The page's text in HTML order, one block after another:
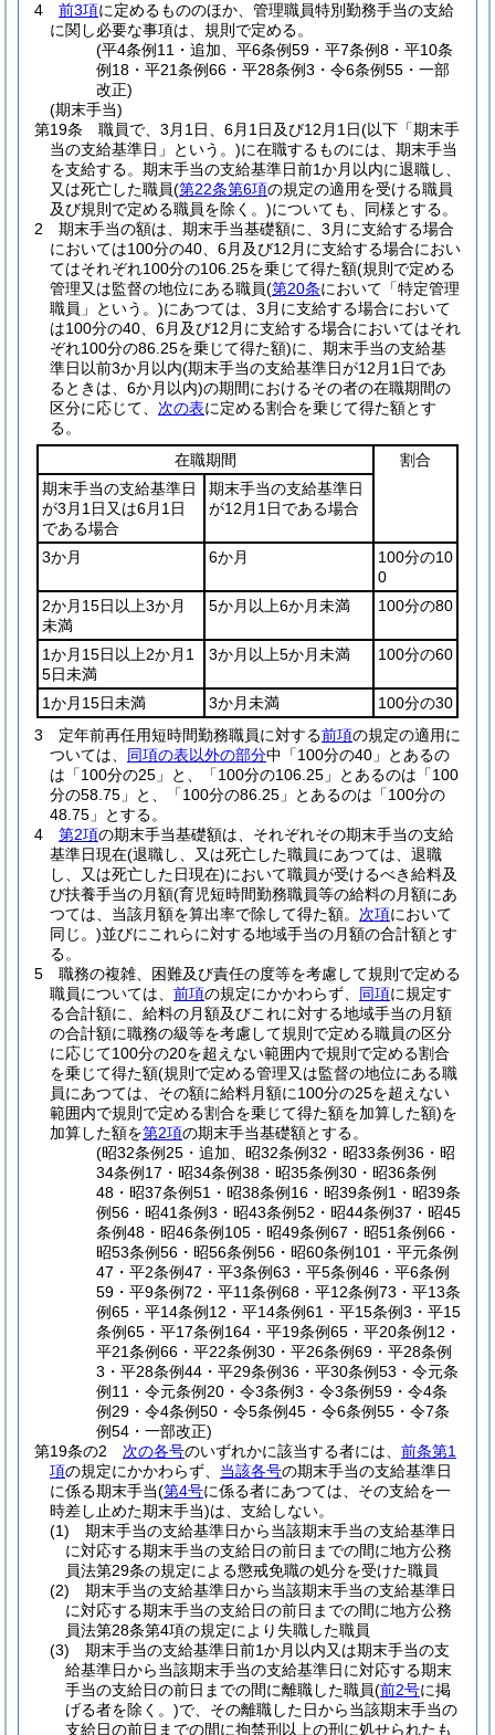
4
前3項に定めるもののほか、管理職員特別勤務手当の支給
に関し必要な事項は、規則で定める。
(平4条例11・追加、平6条例59・平7条例8・平10条
例18・平21条例66・平28条例3・令6条例55・一部
改正)
(期末手当)
第19条
職員で、3月1日、6月1日及び12月1日(以下「期末手
当の支給基準日」という。)に在職するものには、期末手当
を支給する。 期末手当の支給基準日前1か月以内に退職し、
又は死亡した職員(第22条第6項の規定の適用を受ける職員
及び規則で定める職員を除く。)についても、同様とする。
2
期末手当の額は、期末手当基礎額に、3月に支給する場合
においては100分の40、6月及び12月に支給する場合におい
てはそれぞれ100分の106.25を乗じて得た額(規則で定める
管理又は監督の地位にある職員(第20条において「特定管理
職員」という。)にあつては、3月に支給する場合において
は100分の40、6月及び12月に支給する場合においてはそれ
ぞれ100分の86.25を乗じて得た額)に、期末手当の支給基
準日以前3か月以内(期末手当の支給基準日が12月1日であ
るときは、6か月以内)の期間におけるその者の在職期間の
区分に応じて、 次の表に定める割合を乗じて得た額とす
る。
在職期間
割合
期末手当の支給基準日
が3月1日又は6月1日
である場合
期末手当の支給基準日
が12月1日である場合
3か月 6か月
100分の10
0
2か月15日以上3か月
未満
5か月以上6か月未満 100分の80
1か月15日以上2か月1
5日未満
3か月以上5か月未満 100分の60
1か月15日未満 3か月未満
100分の30
3
定年前再任用短時間勤務職員に対する前項の規定の適用に
ついては、 同項の表以外の部分中「100分の40」とあるの
は「100分の25」と、「100分の106.25」とあるのは「100
分の58.75」と、「100分の86.25」とあるのは「100分の
48.75」とする。
4
第2項の期末手当基礎額は、それぞれその期末手当の支給
基準日現在(退職し、又は死亡した職員にあつては、退職
し、又は死亡した日現在)において職員が受けるべき給料及
び扶養手当の月額(育児短時間勤務職員等の給料の月額にあ
つては、当該月額を算出率で除して得た額。 次項において
同じ。)並びにこれらに対する地域手当の月額の合計額とす
る。
5
職務の複雑、困難及び責任の度等を考慮して規則で定める
職員については、 前項の規定にかかわらず、 同項に規定す
る合計額に、給料の月額及びこれに対する地域手当の月額
の合計額に職務の級等を考慮して規則で定める職員の区分
に応じて100分の20を超えない範囲内で規則で定める割合
を乗じて得た額(規則で定める管理又は監督の地位にある職
員にあつては、その額に給料月額に100分の25を超えない
範囲内で規則で定める割合を乗じて得た額を加算した額)を
加算した額を第2項の期末手当基礎額とする。
(昭32条例25・追加、昭32条例32・昭33条例36・昭
34条例17・昭34条例38・昭35条例30・昭36条例
48・昭37条例51・昭38条例16・昭39条例1・昭39条
例56・昭41条例3・昭43条例52・昭44条例37・昭45
条例48・昭46条例105・昭49条例67・昭51条例66・
昭53条例56・昭56条例56・昭60条例101・平元条例
47・平2条例47・平3条例63・平5条例46・平6条例
59・平9条例72・平11条例68・平12条例73・平13条
例65・平14条例12・平14条例61・平15条例3・平15
条例65・平17条例164・平19条例65・平20条例12・
平21条例66・平22条例30・平26条例69・平28条例
3・平28条例44・平29条例36・平30条例53・令元条
例11・令元条例20・令3条例3・令3条例59・令4条
例29・令4条例50・令5条例45・令6条例55・令7条
例54・一部改正)
第19条の2
次の各号のいずれかに該当する者には、 前条第1
項の規定にかかわらず、 当該各号の期末手当の支給基準日
に係る期末手当(第4号に係る者にあつては、その支給を一
時差し止めた期末手当)は、支給しない。
(1)
期末手当の支給基準日から当該期末手当の支給基準日
に対応する期末手当の支給日の前日までの間に地方公務
員法第29条の規定による懲戒免職の処分を受けた職員
(2)
期末手当の支給基準日から当該期末手当の支給基準日
に対応する期末手当の支給日の前日までの間に地方公務
員法第28条第4項の規定により失職した職員
(3)
期末手当の支給基準日前1か月以内又は期末手当の支
給基準日から当該期末手当の支給基準日に対応する期末
手当の支給日の前日までの間に離職した職員(前2号に掲
げる者を除く。)で、その離職した日から当該期末手当の
支給日の前日までの間に拘禁刑以上の刑に処せられたも